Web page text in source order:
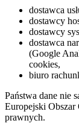
dostawca
dostawcy
dostawcy
dostawca
(Google
cookies,
biuro
Państwa dane nie
Europejski Obszar
prawnych.